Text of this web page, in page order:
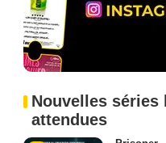
Nouvelles séries
attendues